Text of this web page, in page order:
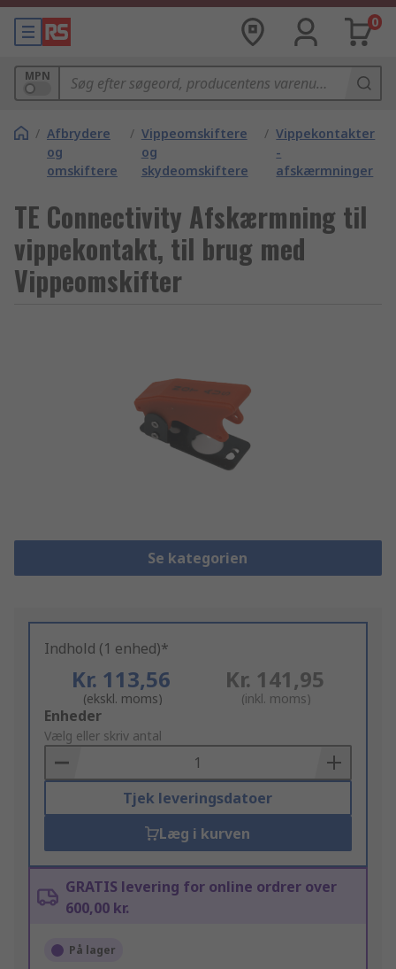
0
MPN
/ Afbrydere
og
omskiftere
/ Vippeomskiftere
og
skydeomskiftere
/ Vippekontakter
-
afskærmninger
TE Connectivity Afskærmning til
vippekontakt, til brug med
Vippeomskifter
Se kategorien
Indhold (1 enhed)*
Kr. 113,56
(ekskl. moms)
Kr. 141,95
(inkl. moms)
Add
to
Basket
Enheder
Vælg eller skriv antal
Tjek leveringsdatoer
Læg i kurven
GRATIS levering for online ordrer over
600,00 kr.
På lager